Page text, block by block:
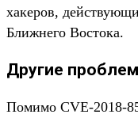
хакеров,
Ближнего Востока.
Другие
Помимо CVE-2018-